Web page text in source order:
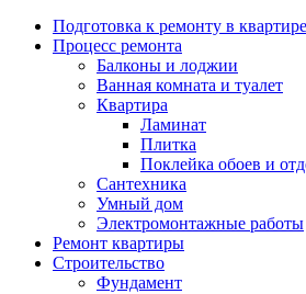
Подготовка к ремонту в квартире
Процесс ремонта
Балконы и лоджии
Ванная комната и туалет
Квартира
Ламинат
Плитка
Поклейка обоев и
Сантехника
Умный дом
Электромонтажные работы
Ремонт квартиры
Строительство
Фундамент